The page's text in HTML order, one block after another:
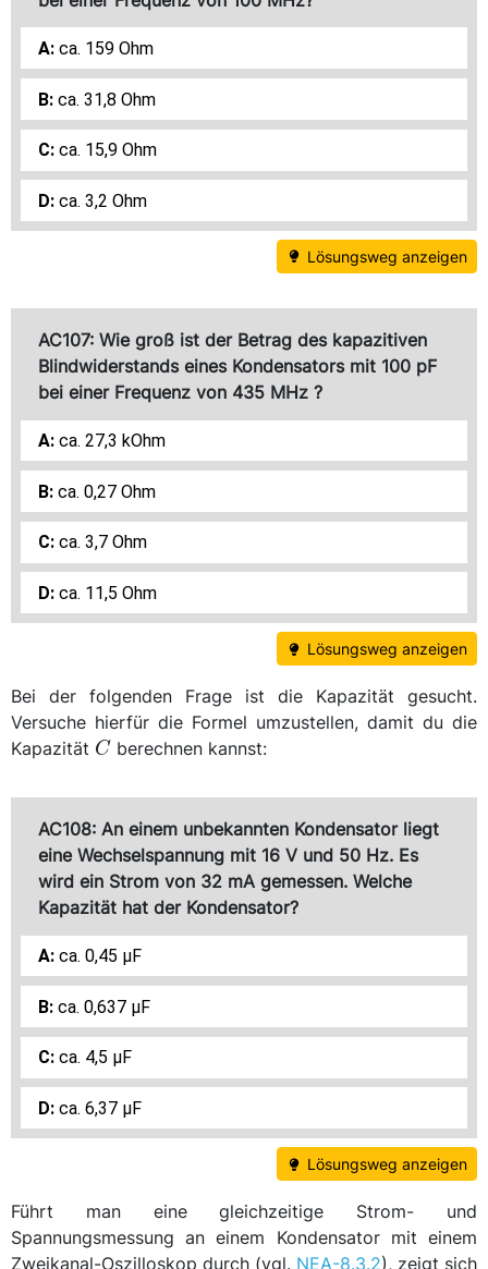
ca. 159 Ohm
ca. 31,8 Ohm
ca. 15,9 Ohm
ca. 3,2 Ohm
Lösungsweg anzeigen
AC107: Wie groß ist der Betrag des kapazitiven
Blindwiderstands eines Kondensators mit 100 pF
bei einer Frequenz von 435 MHz ?
ca. 27,3 kOhm
ca. 0,27 Ohm
ca. 3,7 Ohm
ca. 11,5 Ohm
Lösungsweg anzeigen
Bei der folgenden Frage ist die Kapazität gesucht.
Versuche hierfür die Formel umzustellen, damit du die
Kapazität C
C berechnen kannst:
AC108: An einem unbekannten Kondensator liegt
eine Wechselspannung mit 16 V und 50 Hz. Es
wird ein Strom von 32 mA gemessen. Welche
Kapazität hat der Kondensator?
ca. 0,45 μF
ca. 0,637 μF
ca. 4,5 μF
ca. 6,37 μF
Lösungsweg anzeigen
Führt man eine gleichzeitige Strom- und
Spannungsmessung an einem Kondensator mit einem
Zweikanal-Oszilloskop durch (vgl. NEA-8.3.2), zeigt sich